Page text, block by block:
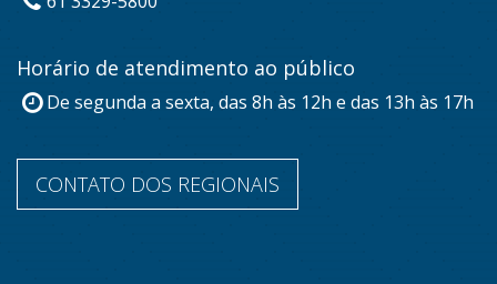
Horário de atendimento ao público
De segunda a sexta, das 8h às 12h e das 13h às 17h
CONTATO DOS REGIONAIS